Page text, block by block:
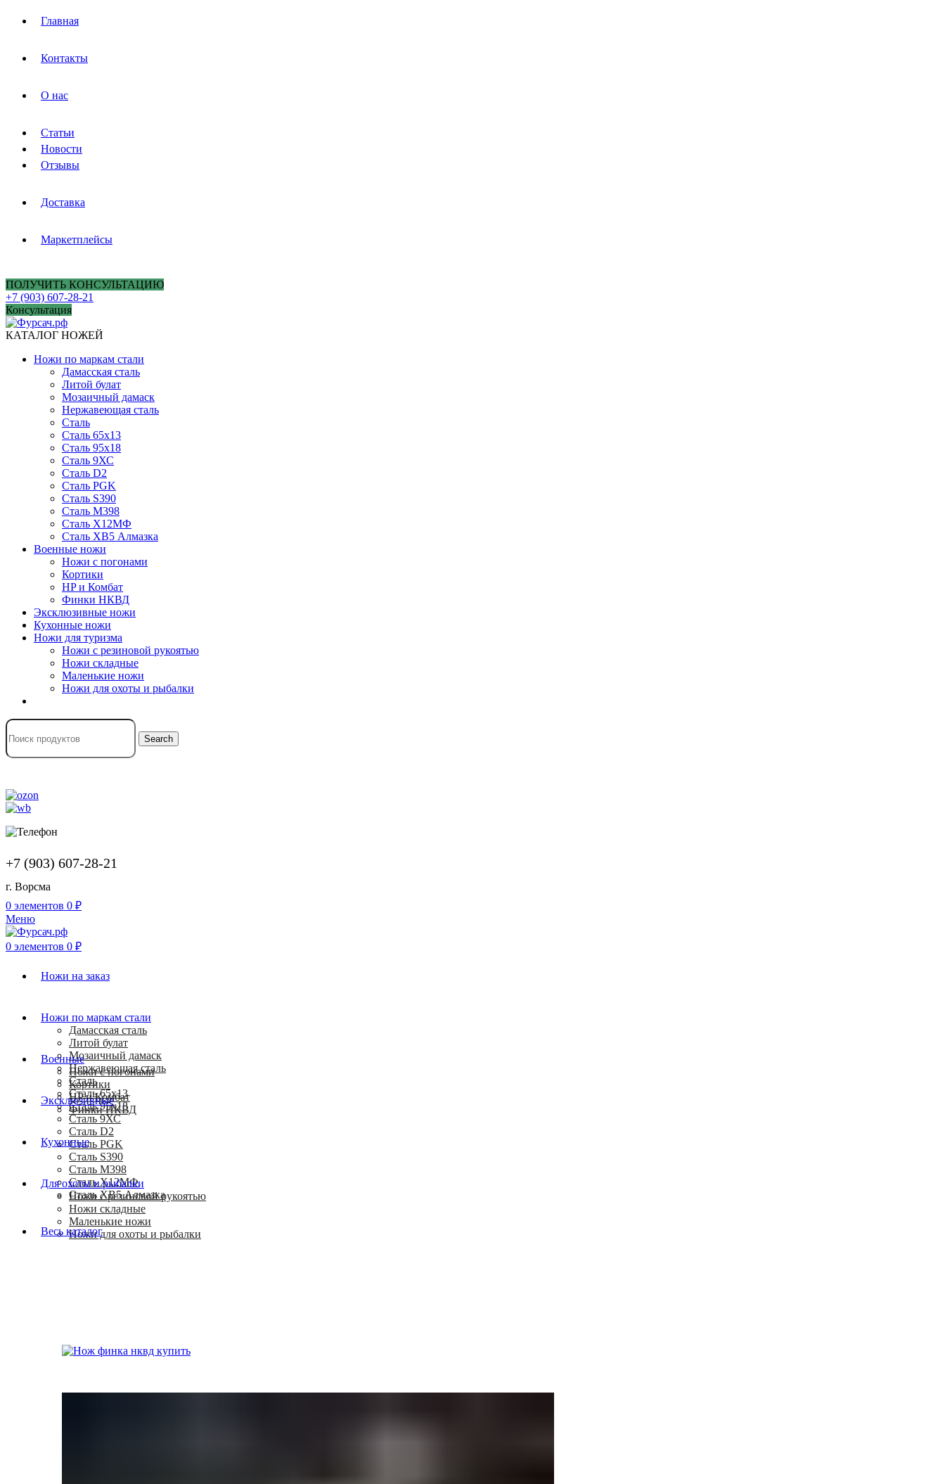
Главная
Контакты
О нас
Статьи
Новости
Отзывы
Доставка
Маркетплейсы
ПОЛУЧИТЬ КОНСУЛЬТАЦИЮ
+7 (903) 607-28-21
Консультация
КАТАЛОГ НОЖЕЙ
Ножи по маркам стали
Дамасская сталь
Литой булат
Мозаичный дамаск
Нержавеющая сталь
Сталь
Сталь 65х13
Сталь 95х18
Сталь 9ХС
Сталь D2
Сталь PGK
Сталь S390
Сталь M398
Сталь Х12МФ
Сталь ХВ5 Алмазка
Военные ножи
Ножи с погонами
Кортики
HP и Комбат
Финки НКВД
Эксклюзивные ножи
Кухонные ножи
Ножи для туризма
Ножи с резиновой рукоятью
Ножи складные
Маленькие ножи
Ножи для охоты и рыбалки
Search
+7 (903) 607-28-21
г. Ворсма
0 элементов 0 ₽
Меню
0 элементов 0 ₽
Ножи на заказ
Ножи по маркам стали
Дамасская сталь
Литой булат
Мозаичный дамаск
Нержавеющая сталь
Сталь
Сталь 65х13
Сталь 95х18
Сталь 9ХС
Сталь D2
Сталь PGK
Сталь S390
Сталь M398
Сталь Х12МФ
Сталь ХВ5 Алмазка
Военные
Ножи с погонами
Кортики
HP и Комбат
Финки НКВД
Эксклюзивные
Кухонные
Для охоты и рыбалки
Ножи с резиновой рукоятью
Ножи складные
Маленькие ножи
Ножи для охоты и рыбалки
Весь каталог